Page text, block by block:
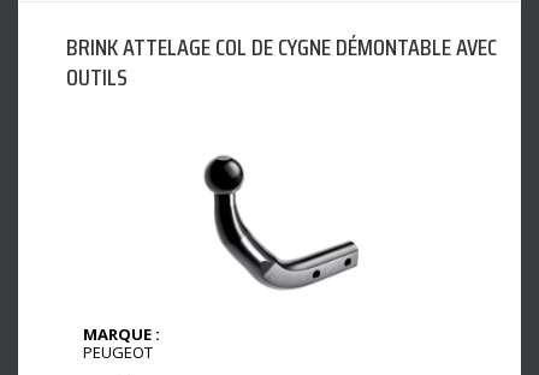
BRINK ATTELAGE COL DE CYGNE DÉMONTABLE AVEC
OUTILS
MARQUE :
PEUGEOT